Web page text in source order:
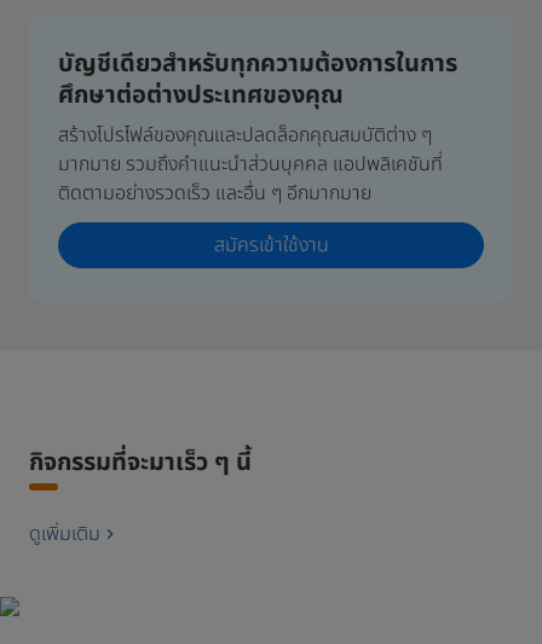
บัญชีเดียวสำหรับทุกความต้องการในการ
ศึกษาต่อต่างประเทศของคุณ
สร้างโปรไฟล์ของคุณและปลดล็อกคุณสมบัติต่าง ๆ
มากมาย รวมถึงคำแนะนำส่วนบุคคล แอปพลิเคชันที่
ติดตามอย่างรวดเร็ว และอื่น ๆ อีกมากมาย
สมัครเข้าใช้งาน
กิจกรรมที่จะมาเร็ว ๆ นี้
ดูเพิ่มเติม